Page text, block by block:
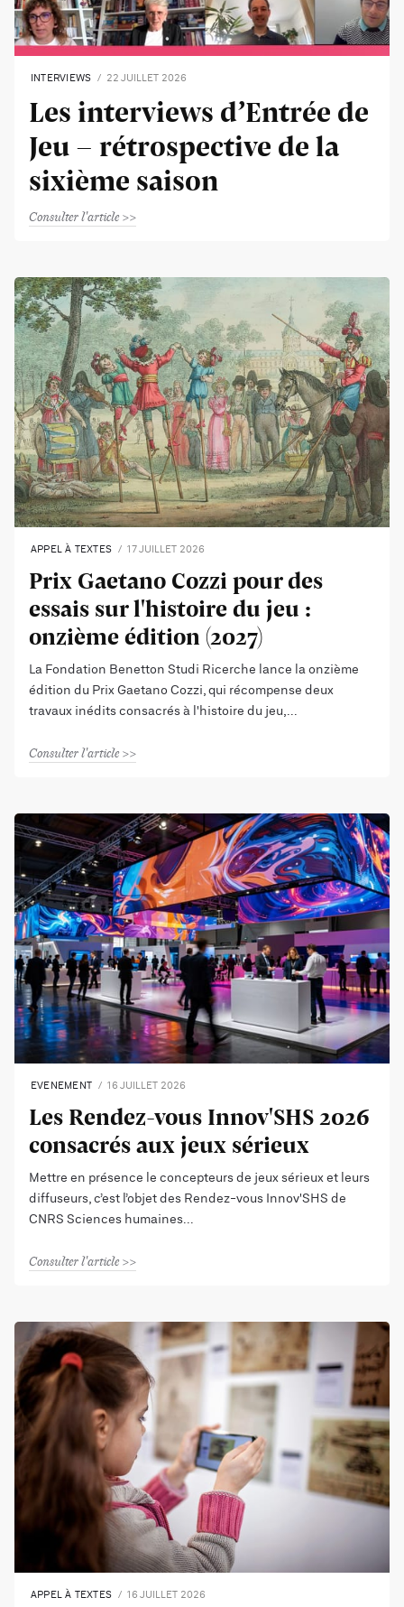
INTERVIEWS 22 JUILLET 2026
Les interviews d’Entrée de
Jeu - rétrospective de la
sixième saison
Consulter l'article
APPEL À TEXTES 17 JUILLET 2026
Prix Gaetano Cozzi pour des
essais sur l'histoire du jeu :
onzième édition (2027)
La Fondation Benetton Studi Ricerche lance la onzième
édition du Prix Gaetano Cozzi, qui récompense deux
travaux inédits consacrés à l'histoire du jeu,
Consulter l'article
EVENEMENT 16 JUILLET 2026
Les Rendez-vous Innov'SHS 2026
consacrés aux jeux sérieux
Mettre en présence le concepteurs de jeux sérieux et leurs
diffuseurs, c’est l’objet des Rendez-vous Innov'SHS de
CNRS Sciences humaines
Consulter l'article
APPEL À TEXTES 16 JUILLET 2026